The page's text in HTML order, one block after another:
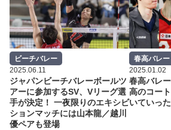
ビーチバレー
2025.06.11
ジャパンビーチバレーボールツ
アーに参加するSV、Vリーグ選
手が決定！ 一夜限りのエキシビ
ションマッチには山本龍／越川
優ペアも登場
春高バレー
2025.01.02
春高バレ
高のコー
いていっ